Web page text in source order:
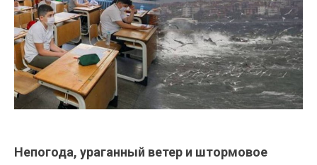
Непогода, ураганный ветер и штормовое